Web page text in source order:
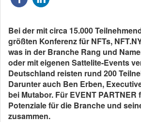
Bei der mit circa 15.000
größten Konferenz für NFTs,
was in der Branche Rang und
oder mit eigenen Sattelite-Events
Deutschland reisten rund 200
Darunter auch Ben Erben,
bei Mutabor. Für EVENT PARTNER
Potenziale für die Branche und
zusammen.